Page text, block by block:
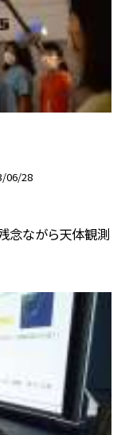
06/28
念ながら天体観測